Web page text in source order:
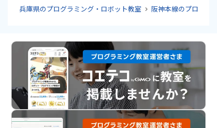
兵庫県のプログラミング・ロボット教室 阪神本線のプログラ